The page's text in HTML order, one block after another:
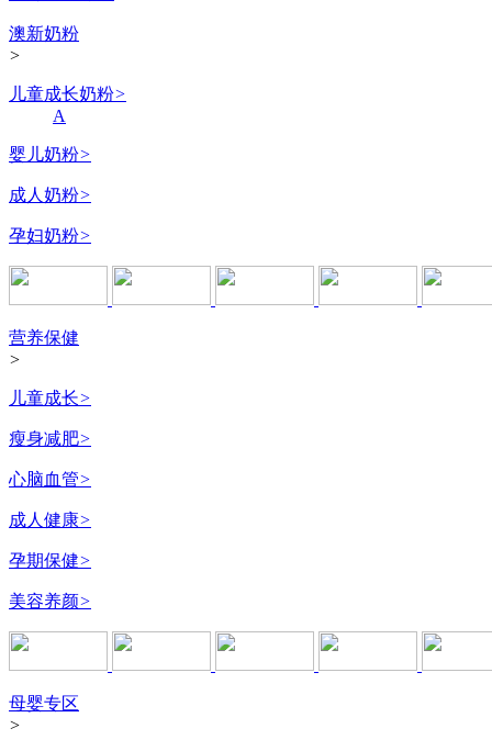
澳新奶粉
>
儿童成长奶粉>
A
婴儿奶粉>
成人奶粉>
孕妇奶粉>
营养保健
>
儿童成长>
瘦身减肥>
心脑血管>
成人健康>
孕期保健>
美容养颜>
母婴专区
>